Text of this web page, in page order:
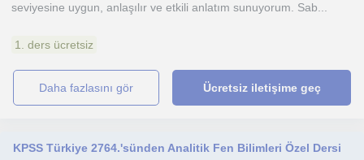
seviyesine uygun, anlaşılır ve etkili anlatım sunuyorum. Sab...
1. ders ücretsiz
daha fazlasını gör Ücretsiz iletişime geç
KPSS Türkiye 2764.'sünden Analitik Fen Bilimleri Özel Dersi